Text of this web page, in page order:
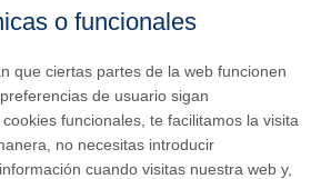
o funcionales
que ciertas partes de la web funcionen
de usuario sigan
funcionales, te facilitamos la visita
no necesitas introducir
cuando visitas nuestra web y,